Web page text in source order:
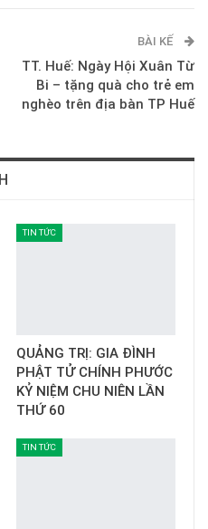
BÀI KẾ
TT. Huế: Ngày Hội Xuân Từ
Bi – tặng quà cho trẻ em
nghèo trên địa bàn TP Huế
TIN TỨC
QUẢNG TRỊ: GIA ĐÌNH
PHẬT TỬ CHÍNH PHƯỚC
KỶ NIỆM CHU NIÊN LẦN
THỨ 60
TIN TỨC